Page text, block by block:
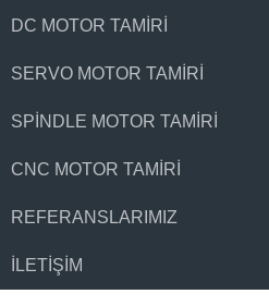
DC MOTOR TAMIRI
SERVO MOTOR TAMIRI
SPINDLE MOTOR TAMIRI
CNC MOTOR TAMIRI
REFERANSLARIMIZ
İLETIŞIM